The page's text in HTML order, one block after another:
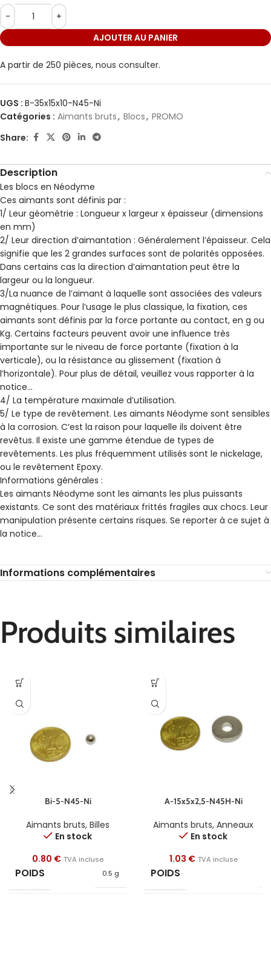
AJOUTER AU PANIER
A partir de 250 pièces, nous consulter.
UGS : B-35x15x10-N45-Ni
Catégories : Aimants bruts, Blocs, PROMO
Share:
Description
Les blocs en Néodyme
Ces aimants sont définis par :
1/ Leur géométrie : Longueur x largeur x épaisseur (dimensions
en mm)
2/ Leur direction d’aimantation : Généralement l’épaisseur. Cela
signifie que les 2 grandes surfaces sont de polarités opposées.
Dans certains cas la direction d’aimantation peut être la
largeur ou la longueur.
3/La nuance de l’aimant à laquelle sont associées des valeurs
magnétiques. Pour l’usage le plus classique, la fixation, ces
aimants sont définis par la force portante au contact, en g ou
Kg. Certains facteurs peuvent avoir une influence très
importante sur le niveau de force portante (fixation à la
verticale), ou la résistance au glissement (fixation à
l’horizontale). Pour plus de détail, veuillez vous rapporter à la
notice…
4/ La température maximale d’utilisation.
5/ Le type de revêtement. Les aimants Néodyme sont sensibles
à la corrosion. C’est la raison pour laquelle ils doivent être
revêtus. Il existe une gamme étendue de types de
revêtements. Les plus fréquemment utilisés sont le nickelage,
ou le revêtement Epoxy.
Informations générales :
Les aimants Néodyme sont les aimants les plus puissants
existants. Ce sont des matériaux frittés fragiles aux chocs. Leur
manipulation présente certains risques. Se reporter à ce sujet à
la notice…
Informations complémentaires
Produits similaires
Bi-5-N45-Ni
Aimants bruts, Billes
En stock
0.80 € TVA incluse
POIDS 0.5 g
A-15x5x2,5-N45H-Ni
Aimants bruts, Anneaux
En stock
1.03 € TVA incluse
POIDS